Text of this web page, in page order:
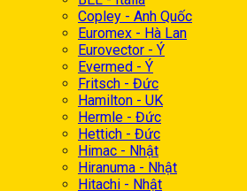
Copley - Anh Quốc
Euromex - Hà Lan
Eurovector - Ý
Evermed - Ý
Fritsch - Đức
Hamilton - UK
Hermle - Đức
Hettich - Đức
Himac - Nhật
Hiranuma - Nhật
Hitachi - Nhật